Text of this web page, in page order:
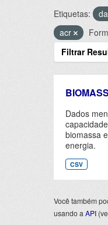
Etiquetas:
acr
Filtrar
Dados
biomassa
energia.
CSV
Você também
usando a API